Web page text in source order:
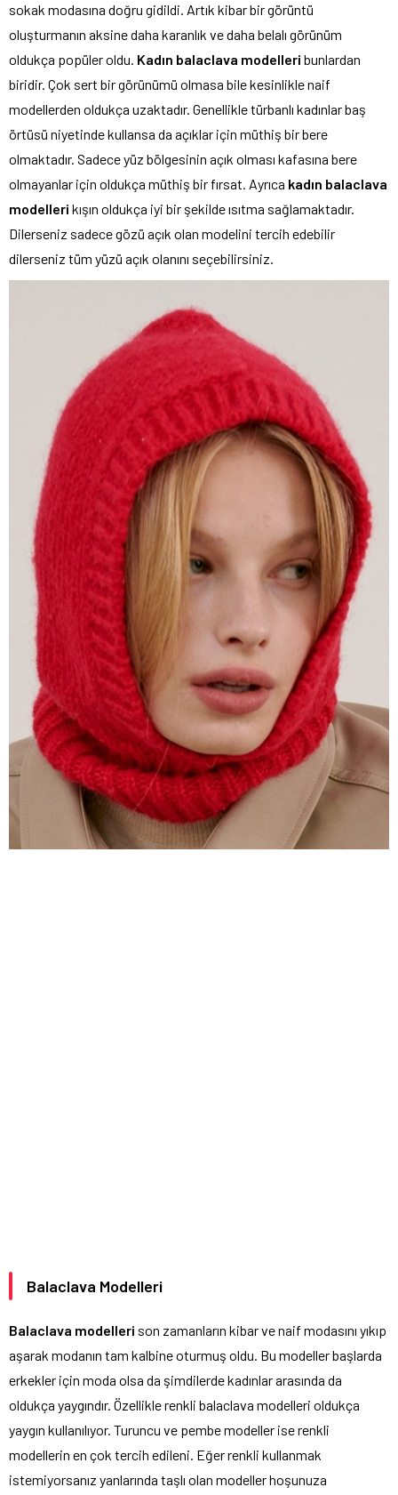
sokak modasına doğru gidildi. Artık kibar bir görüntü
oluşturmanın aksine daha karanlık ve daha belalı görünüm
oldukça popüler oldu. Kadın balaclava modelleri bunlardan
biridir. Çok sert bir görünümü olmasa bile kesinlikle naif
modellerden oldukça uzaktadır. Genellikle türbanlı kadınlar baş
örtüsü niyetinde kullansa da açıklar için müthiş bir bere
olmaktadır. Sadece yüz bölgesinin açık olması kafasına bere
olmayanlar için oldukça müthiş bir fırsat. Ayrıca kadın balaclava
modelleri kışın oldukça iyi bir şekilde ısıtma sağlamaktadır.
Dilerseniz sadece gözü açık olan modelini tercih edebilir
dilerseniz tüm yüzü açık olanını seçebilirsiniz.
Balaclava Modelleri
Balaclava modelleri son zamanların kibar ve naif modasını yıkıp
aşarak modanın tam kalbine oturmuş oldu. Bu modeller başlarda
erkekler için moda olsa da şimdilerde kadınlar arasında da
oldukça yaygındır. Özellikle renkli balaclava modelleri oldukça
yaygın kullanılıyor. Turuncu ve pembe modeller ise renkli
modellerin en çok tercih edileni. Eğer renkli kullanmak
istemiyorsanız yanlarında taşlı olan modeller hoşunuza